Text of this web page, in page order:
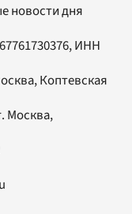
новости дня
ИНН
Коптевская
Москва,